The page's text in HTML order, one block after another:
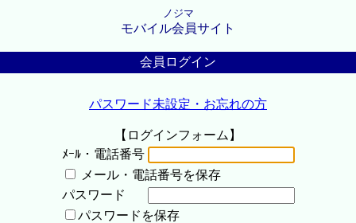
ノジマ
モバイル会員サイト
会員ログイン
パスワード未設定・お忘れの方
【ログインフォーム】
ﾒｰﾙ・電話番号
メール・電話番号を保存
パスワード
パスワードを保存